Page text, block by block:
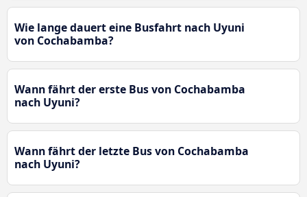
Wie lange dauert eine Busfahrt nach Uyuni
von Cochabamba?
Wann fährt der erste Bus von Cochabamba
nach Uyuni?
Wann fährt der letzte Bus von Cochabamba
nach Uyuni?